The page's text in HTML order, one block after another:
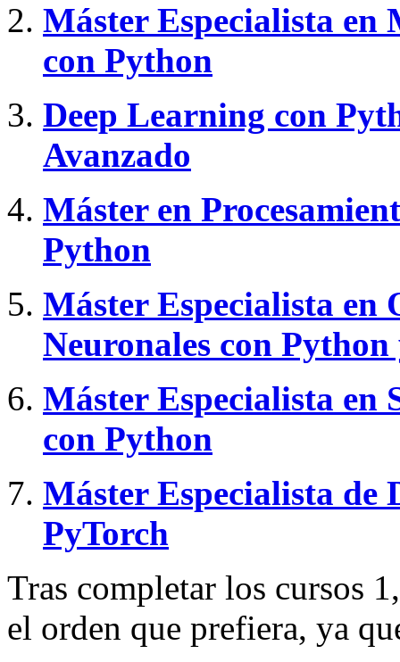
Máster Especialista en
con Python
Deep Learning con
Avanzado
Máster en
Python
Máster Especialista en
Neuronales con
Máster Especialista en
con Python
Máster Especialista de
PyTorch
Tras completar los cursos
el orden que prefiera, ya